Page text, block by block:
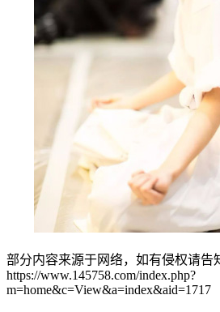
部分内容来源于网络，如有侵权请告
https://www.145758.com/index.php?
m=home&c=View&a=index&aid=1717